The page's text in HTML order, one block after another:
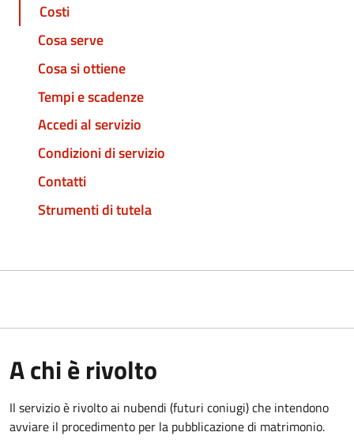
Costi
Cosa serve
Cosa si ottiene
Tempi e scadenze
Accedi al servizio
Condizioni di servizio
Contatti
Strumenti di tutela
A chi è rivolto
Il servizio è rivolto ai nubendi (futuri coniugi) che intendono
avviare il procedimento per la pubblicazione di matrimonio.